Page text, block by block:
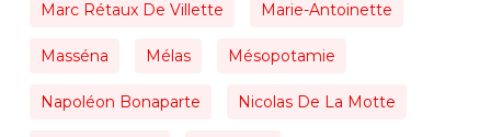
Marc Rétaux De Villette Marie-Antoinette
Masséna Mélas Mésopotamie
Napoléon Bonaparte Nicolas De La Motte